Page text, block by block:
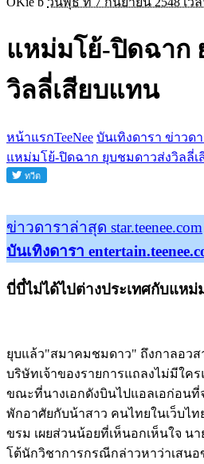
แหม่มโย้-ปิดฉาก
วิลลี่เสียบแทน
หน้าแรกTeeNee บันเทิงดารา ข่าวด
แหม่มโย้-ปิดฉาก ยุบชมดาวส่งวิลลี่เ
ข่าวดาราล่าสุด star.teenee.com
บันเทิงดารา
บี่บี๋ไม่ได้ไปต่างประเทศกับแหม่
ยุบแล้ว"สมาคมชมดาว" ถึงกาลอว
บริษัทเจ้าของรายการแถลงไม่มีใ
ขณะที่นางเอกดังบินไปแอลเอก่อนที่
พักอาศัยกับน้าสาว คนไทยในเว็บไ
ขรม เผยส่วนน้อยที่เห็นอกเห็นใจ น
โต้นักวิชาการกรณีกล่าวหาว่าเสน